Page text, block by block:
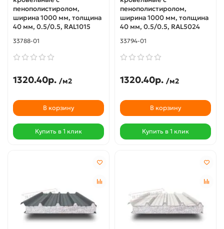
пенополистиролом,
ширина 1000 мм, толщина
40 мм, 0.5/0.5, RAL1015
33788-01
1320.40р. /м2
В корзину
Купить в 1 клик
пенополистиролом,
ширина 1000 мм, толщина
40 мм, 0.5/0.5, RAL5024
33794-01
1320.40р. /м2
В корзину
Купить в 1 клик